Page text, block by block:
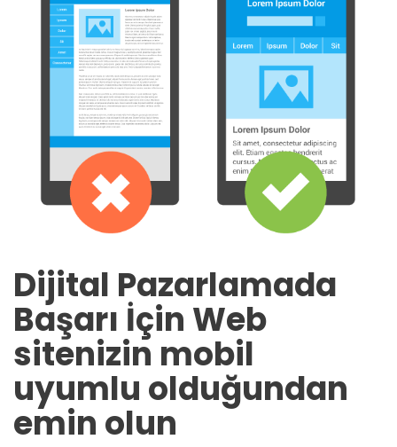
Dijital Pazarlamada
Başarı İçin Web
sitenizin mobil
uyumlu olduğundan
emin olun